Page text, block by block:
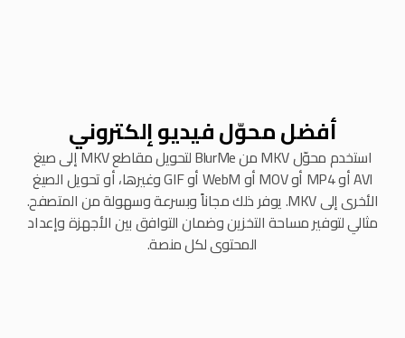
أفضل محوّل فيديو إلكتروني
استخدم محوّل MKV من BlurMe لتحويل مقاطع MKV إلى صيغ
AVI أو MP4 أو MOV أو WebM أو GIF وغيرها، أو تحويل الصيغ
الأخرى إلى MKV. يوفر ذلك مجاناً وبسرعة وسهولة من المتصفح.
مثالي لتوفير مساحة التخزين وضمان التوافق بين الأجهزة وإعداد
المحتوى لكل منصة.